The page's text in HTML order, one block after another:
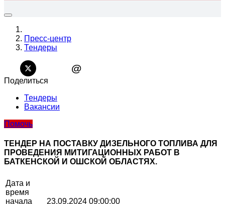
Пресс-центр
Тендеры
@
Поделиться
Тендеры
Вакансии
Помочь
ТЕНДЕР НА ПОСТАВКУ ДИЗЕЛЬНОГО ТОПЛИВА ДЛЯ
ПРОВЕДЕНИЯ МИТИГАЦИОННЫХ РАБОТ В
БАТКЕНСКОЙ И ОШСКОЙ ОБЛАСТЯХ.
Дата и
время
начала
23.09.2024 09:00:00